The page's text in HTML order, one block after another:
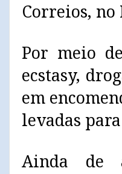
Correios, no
Por meio
ecstasy,
em
levadas
Ainda de